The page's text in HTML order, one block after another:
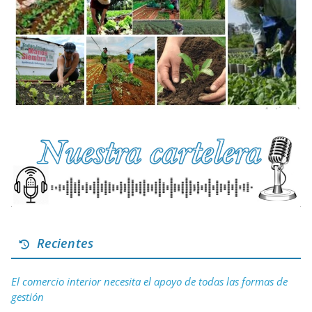
Recientes
El comercio interior necesita el apoyo de todas las formas de
gestión